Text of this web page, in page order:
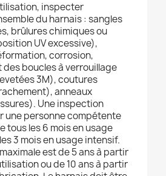
inspecter
du harnais : sangles
brûlures chimiques ou
UV excessive),
corrosion,
boucles à verrouillage
3M), coutures
anneaux
Une inspection
une personne compétente
tous les 6 mois en usage
3 mois en usage intensif.
est de 5 ans à partir
ou de 10 ans à partir